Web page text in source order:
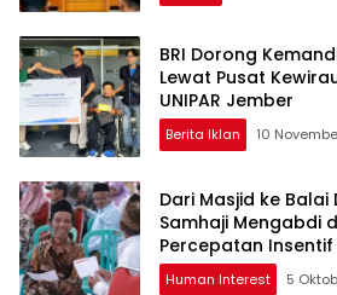
BRI Dorong
Lewat Pusat
UNIPAR Jember
Berita Iklan 10
Dari Masjid ke Balai
Samhaji Mengabdi
Percepatan Insentif
Human Interest 5